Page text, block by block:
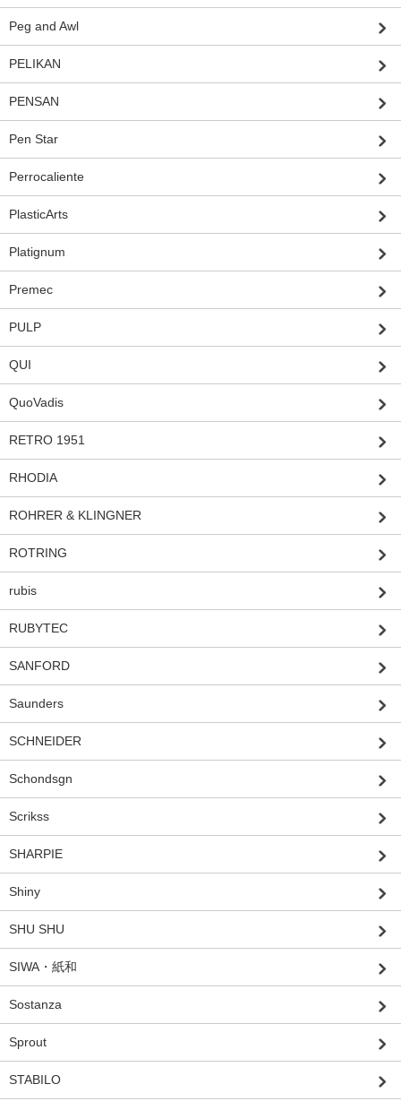
Peg and Awl
PELIKAN
PENSAN
Pen Star
Perrocaliente
PlasticArts
Platignum
Premec
PULP
QUI
QuoVadis
RETRO 1951
RHODIA
ROHRER & KLINGNER
ROTRING
rubis
RUBYTEC
SANFORD
Saunders
SCHNEIDER
Schondsgn
Scrikss
SHARPIE
Shiny
SHU SHU
SIWA・紙和
Sostanza
Sprout
STABILO